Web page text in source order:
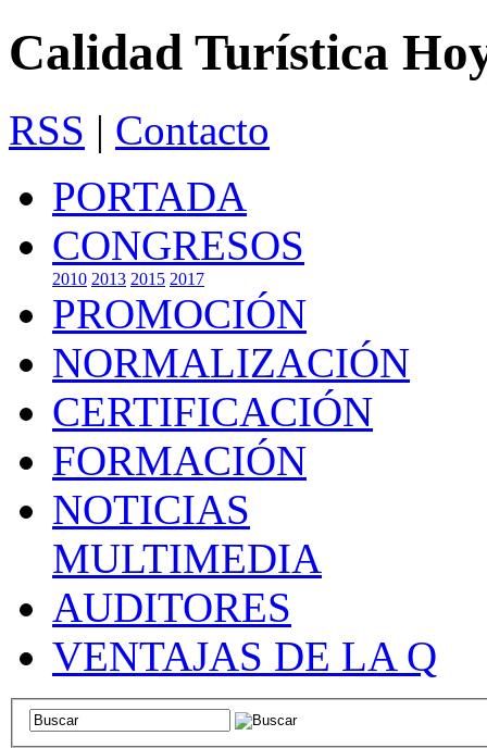
Calidad Turística
RSS | Contacto
PORTADA
CONGRESOS
2010 2013 2015 2017
PROMOCIÓN
NORMALIZACIÓN
CERTIFICACIÓN
FORMACIÓN
NOTICIAS
MULTIMEDIA
AUDITORES
VENTAJAS DE LA Q